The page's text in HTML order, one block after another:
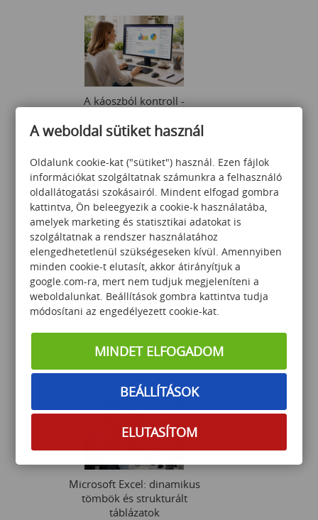
A káoszból kontroll -
Teams és Planner
75 000Ft
Storytelling üzleti
környezetben
Microsoft Excel: dinamikus
tömbök és strukturált
táblázatok
A weboldal sütiket használ
Oldalunk cookie-kat ("sütiket") használ. Ezen fájlok
információkat szolgáltatnak számunkra a felhasználó
oldallátogatási szokásairól. Mindent elfogad gombra
kattintva, Ön beleegyezik a cookie-k használatába,
amelyek marketing és statisztikai adatokat is
szolgáltatnak a rendszer használatához
elengedhetetlenül szükségeseken kívül. Amennyiben
minden cookie-t elutasít, akkor átirányítjuk a
google.com-ra, mert nem tudjuk megjeleníteni a
weboldalunkat. Beállítások gombra kattintva tudja
módosítani az engedélyezett cookie-kat.
MINDET ELFOGADOM
BEÁLLÍTÁSOK
ELUTASÍTOM